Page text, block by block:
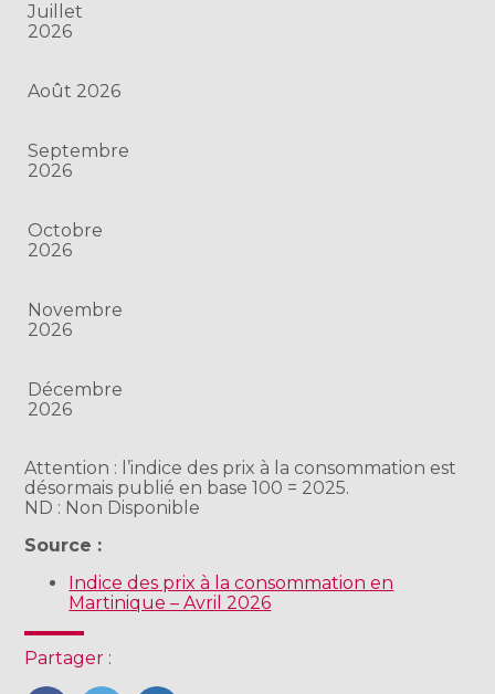
Juillet
2026
Août 2026
Septembre
2026
Octobre
2026
Novembre
2026
Décembre
2026
Attention : l’indice des prix à la consommation est
désormais publié en base 100 = 2025.
ND : Non Disponible
Source :
Indice des prix à la consommation en
Martinique – Avril 2026
Partager :